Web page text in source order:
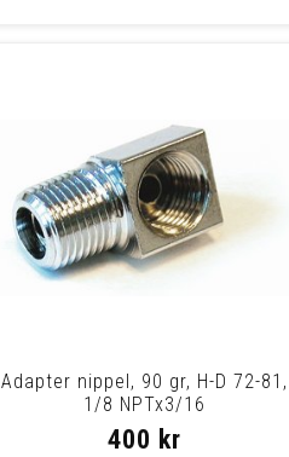
Adapter nippel, 90 gr, H-D 72-81,
1/8 NPTx3/16
400 kr